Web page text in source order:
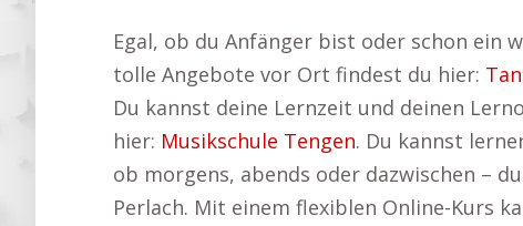
Egal, ob du Anfänger bist oder schon ein
tolle Angebote vor Ort findest du hier:
Du kannst deine Lernzeit und deinen
hier: Musikschule Tengen. Du kannst
ob morgens, abends oder dazwischen –
Perlach. Mit einem flexiblen Online-Kurs